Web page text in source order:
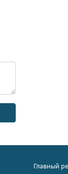
Главный